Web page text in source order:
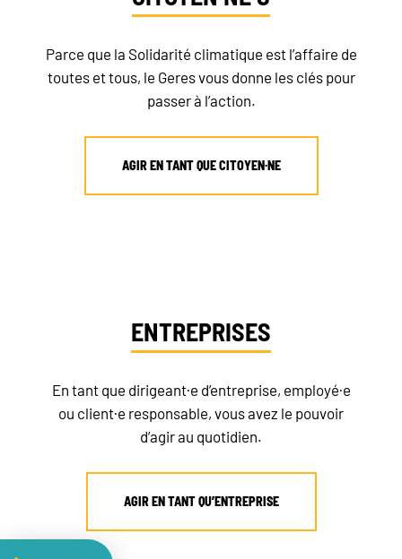
Parce que la Solidarité climatique est l’affaire de
toutes et tous, le Geres vous donne les clés pour
passer à l’action.
AGIR EN TANT QUE CITOYEN·NE
ENTREPRISES
En tant que dirigeant·e d’entreprise, employé·e
ou client·e responsable, vous avez le pouvoir
d’agir au quotidien.
AGIR EN TANT QU’ENTREPRISE